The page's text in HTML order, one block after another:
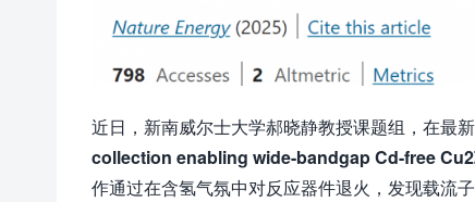
近日，新南威尔士大学郝晓静教授课题组，在最新
collection enabling wide-bandgap Cd-free
作通过在含氢气氛中对反应器件退火，发现载流